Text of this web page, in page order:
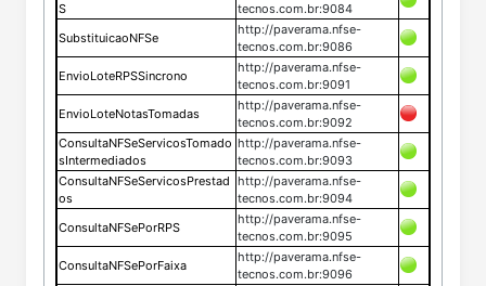
S
tecnos.com.br:9084
SubstituicaoNFSe
http://paverama.nfse-
tecnos.com.br:9086
EnvioLoteRPSSincrono
http://paverama.nfse-
tecnos.com.br:9091
EnvioLoteNotasTomadas
http://paverama.nfse-
tecnos.com.br:9092
ConsultaNFSeServicosTomado
sIntermediados
http://paverama.nfse-
tecnos.com.br:9093
ConsultaNFSeServicosPrestad
os
http://paverama.nfse-
tecnos.com.br:9094
ConsultaNFSePorRPS
http://paverama.nfse-
tecnos.com.br:9095
ConsultaNFSePorFaixa
http://paverama.nfse-
tecnos.com.br:9096